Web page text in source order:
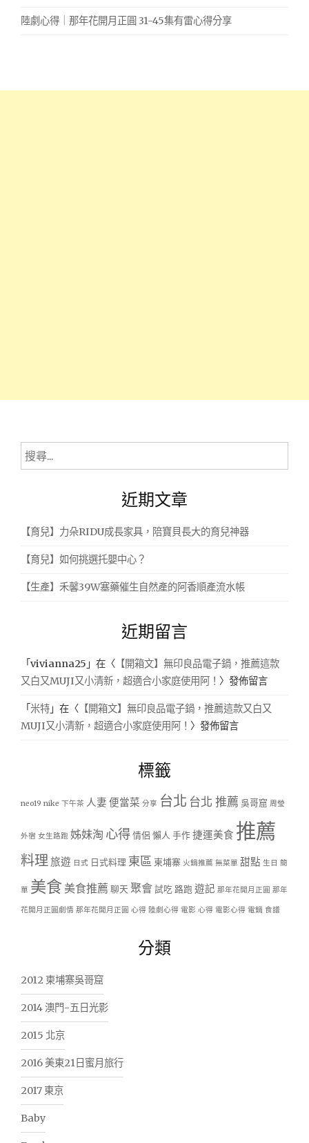
陸劇心得｜那年花開月正圓 31-45集有雷心得分享
搜
尋
近期文章
【育兒】力朵RIDU成長家具，陪寶貝長大的育兒神器
【育兒】如何挑選托嬰中心？
【生產】禾馨39W塞藥催生自然產的阿香順產流水帳
近期留言
「vivianna25 」在〈 【開箱文】無印良品電子鍋，推薦這款
又白又MUJI又小清新，超適合小家庭使用阿！ 〉發佈留言
「米特 」在〈 【開箱文】無印良品電子鍋，推薦這款又白又
MUJI又小清新，超適合小家庭使用阿！ 〉發佈留言
標籤
neo19 nike 下午茶 人妻 便當菜 分享 台北 台北 推薦 吳哥窟 周瑩
外宿 女生路跑 姊妹淘 心得情侶 懶人 手作捷運美食 推薦
料理旅遊 日式 日式料理 東區 柬埔寨 火鍋推薦 無菜單 甜點 生日 簡
單 美食 美食推薦 聊天 聚會試吃 路跑遊記 那年花開月正圓 那年
花開月正圓劇情 那年花開月正圓 心得 陸劇心得 電影 心得 電影心得 電鍋 食譜
分類
2012 柬埔寨吳哥窟
2014 澳門-五日光影
2015 北京
2016 美東21日蜜月旅行
2017 東京
Baby